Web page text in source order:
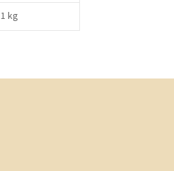
1 kg